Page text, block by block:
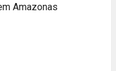
Amazonas